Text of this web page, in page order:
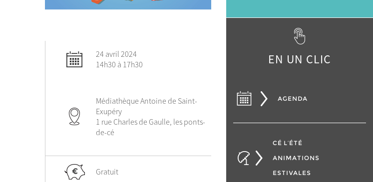
24 avril 2024
14h30 à 17h30
Médiathèque Antoine de Saint-
Exupéry
1 rue Charles de Gaulle, les ponts-
de-cé
Gratuit
EN UN CLIC
AGENDA
CÉ L’ÉTÉ
ANIMATIONS
ESTIVALES